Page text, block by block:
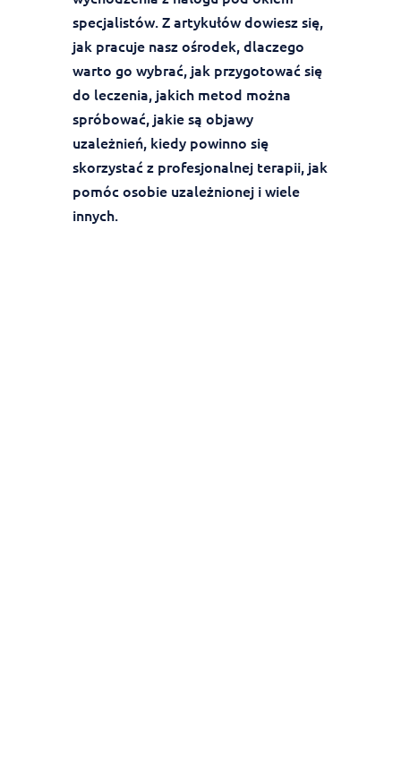
specjalistów. Z artykułów dowiesz się,
jak pracuje nasz ośrodek, dlaczego
warto go wybrać, jak przygotować się
do leczenia, jakich metod można
spróbować, jakie są objawy
uzależnień, kiedy powinno się
skorzystać z profesjonalnej terapii, jak
pomóc osobie uzależnionej i wiele
innych.